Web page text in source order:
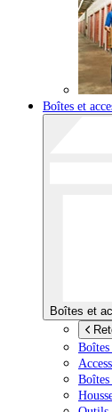
Boîtes et
Boîtes et
Boîtes
Boîtes